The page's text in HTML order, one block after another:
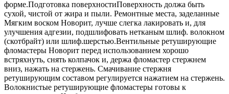
форме.Подготовка поверхностиПоверхность должа быть
сухой, чистой от жира и пыли. Ремонтные места, заделанные
Мягким воском Новорит, лучше слегка лакировать и, для
улучшения адгезии, подшлифовать нетканым шлиф. волокном
(скотбрайт) или шлиф.шерстью.Вентильные ретуширующие
фломастеры Новорит перед использованием хорошо
встряхнуть, снять колпачок и, держа фломастер стержнем
вниз, нажать на стержень. Смачивание стержня
ретуширующим составом регулируется нажатием на стержень.
Волокнистые ретуширующие фломастеры готовы к